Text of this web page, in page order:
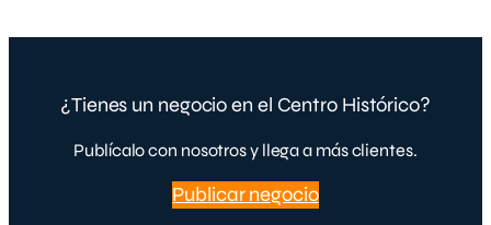
¿Tienes un negocio en el Centro Histórico?
Publícalo con nosotros y llega a más clientes.
Publicar negocio